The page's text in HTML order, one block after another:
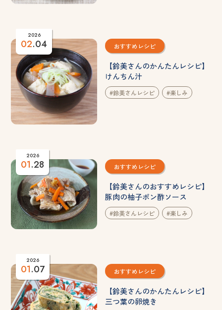
2026
02.04 おすすめレシピ
【鈴美さんのかんたんレシピ】
けんちん汁
#鈴美さんレシピ #楽しみ
2026
01.28 おすすめレシピ
【鈴美さんのおすすめレシピ】
豚肉の柚子ポン酢ソース
#鈴美さんレシピ #楽しみ
2026
01.07 おすすめレシピ
【鈴美さんのかんたんレシピ】
三つ葉の卵焼き